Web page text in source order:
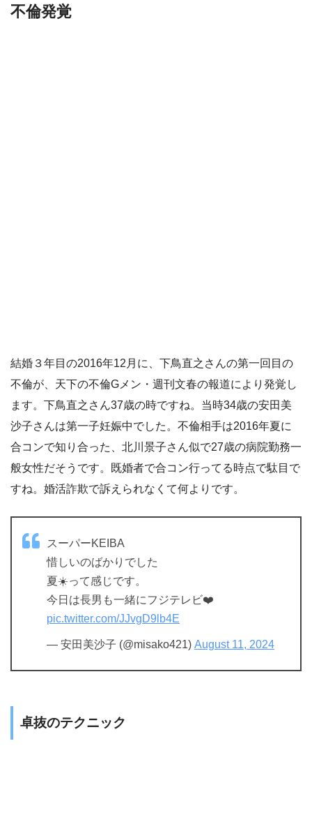
不倫発覚
結婚３年目の2016年12月に、下鳥直之さんの第一回目の
不倫が、天下の不倫Gメン・週刊文春の報道により発覚し
ます。下鳥直之さん37歳の時ですね。当時34歳の安田美
沙子さんは第一子妊娠中でした。不倫相手は2016年夏に
合コンで知り合った、北川景子さん似で27歳の病院勤務一
般女性だそうです。既婚者で合コン行ってる時点で駄目で
すね。婚活詐欺で訴えられなくて何よりです。
スーパーKEIBA
惜しいのばかりでした
夏☀️って感じです。
今日は長男も一緒にフジテレビ❤️
pic.twitter.com/JJvgD9lb4E
— 安田美沙子 (@misako421) August 11, 2024
卓抜のテクニック